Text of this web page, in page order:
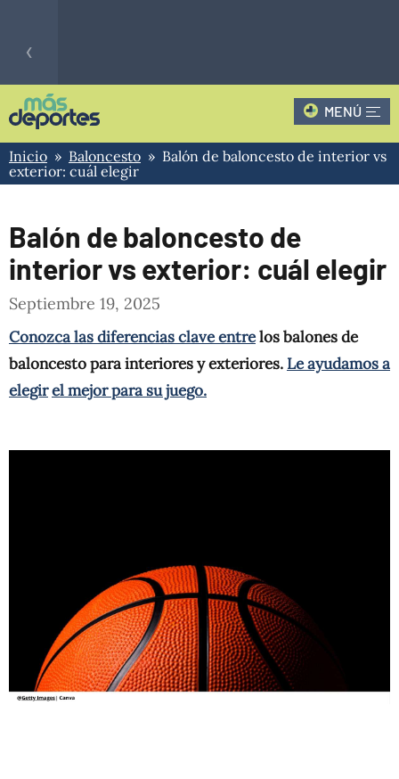
Fútbol
Hoy
PRIMERA B
CLAUSURA - 3
QUI 1
INT 1
‹
›
MENÚ
Inicio » Baloncesto » Balón de baloncesto de interior vs
exterior: cuál elegir
Balón de baloncesto de
interior vs exterior: cuál elegir
Septiembre 19, 2025
Conozca las diferencias clave entrelos balones de
baloncesto para interiores y exteriores. Le ayudamos a
elegirel mejor para su juego.